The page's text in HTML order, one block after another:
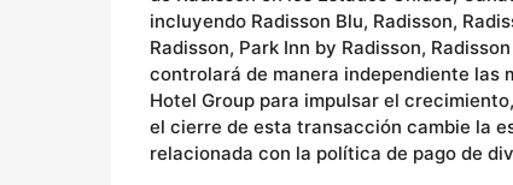
incluyendo Radisson Blu, Radisson,
Radisson, Park Inn by Radisson,
controlará de manera independiente las
Hotel Group para impulsar el
el cierre de esta transacción cambie la
relacionada con la política de pago de